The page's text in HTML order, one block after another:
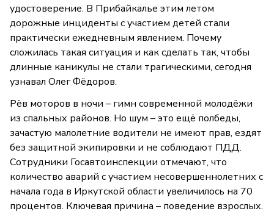
удостоверение. В Прибайкалье этим летом
дорожные инциденты с участием детей стали
практически ежедневным явлением. Почему
сложилась такая ситуация и как сделать так, чтобы
длинные каникулы не стали трагическими, сегодня
узнавал Олег Фёдоров.
Рёв моторов в ночи – гимн современной молодёжи
из спальных районов. Но шум – это ещё полбеды,
зачастую малолетние водители не имеют прав, ездят
без защитной экипировки и не соблюдают ПДД.
Сотрудники Госавтоинспекции отмечают, что
количество аварий с участием несовершеннолетних с
начала года в Иркутской области увеличилось на 70
процентов. Ключевая причина – поведение взрослых.